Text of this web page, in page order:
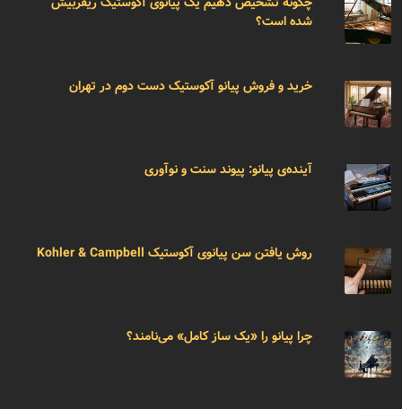
شده است؟
خرید و فروش پیانو آکوستیک دست دوم در تهران
آینده‌ی پیانو: پیوند سنت و نوآوری
روش یافتن سن پیانوی آکوستیک Kohler & Campbell
چرا پیانو را «یک ساز کامل» می‌نامند؟